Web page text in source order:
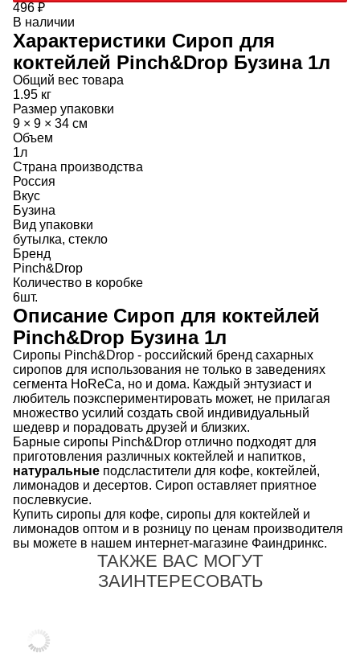
496 ₽
В наличии
Характеристики Сироп для
коктейлей Pinch&Drop Бузина 1л
Общий вес товара
1.95 кг
Размер упаковки
9 × 9 × 34 см
Объем
1л
Страна производства
Россия
Вкус
Бузина
Вид упаковки
бутылка, стекло
Бренд
Pinch&Drop
Количество в коробке
6шт.
Описание Сироп для коктейлей
Pinch&Drop Бузина 1л
Сиропы Pinch&Drop - российский бренд сахарных
сиропов для использования не только в заведениях
сегмента HoReCa, но и дома. Каждый энтузиаст и
любитель поэкспериментировать может, не прилагая
множество усилий создать свой индивидуальный
шедевр и порадовать друзей и близких.
Барные сиропы Pinch&Drop отлично подходят для
приготовления различных коктейлей и напитков,
натуральные подсластители для кофе, коктейлей,
лимонадов и десертов. Сироп оставляет приятное
послевкусие.
Купить сиропы для кофе, сиропы для коктейлей и
лимонадов оптом и в розницу по ценам производителя
вы можете в нашем интернет-магазине Фаиндринкс.
ТАКЖЕ ВАС МОГУТ
ЗАИНТЕРЕСОВАТЬ